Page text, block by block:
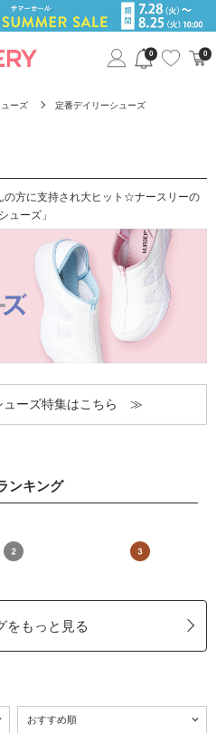
0 0
ーズ 定番デイリーシューズ
の方に支持され大ヒット☆ナースリーの
ューズ」
ューズ特集はこちら ≫
ンキング
をもっと見る